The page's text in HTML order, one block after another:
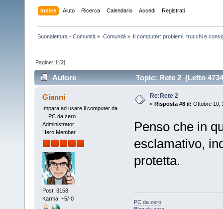
Indice Aiuto Ricerca Calendario Accedi Registrati
Buonalettura - Comunità » Comunità» Il computer: problemi, trucchi e
Pagine: 1 [2]
Autore Topic: Rete 2 (Letto
Gianni
Impara ad usare il computer da
... PC da zero
Administrator
Hero Member
Post: 3158
Karma: +5/-0
Re:Rete 2
« Risposta #8 il: Ottobre 10,
Penso che in
esclamativo,
protetta.
PC da zero